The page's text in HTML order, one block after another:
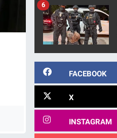
6
FACEBOOK
X
INSTAGRAM